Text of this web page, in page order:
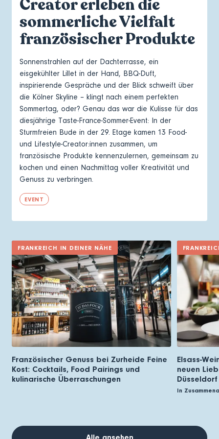
Creator erleben die
sommerliche Vielfalt
französischer Produkte
Sonnenstrahlen auf der Dachterrasse, ein
eisgekühlter Lillet in der Hand, BBQ-Duft,
inspirierende Gespräche und der Blick schweift über
die Kölner Skyline – klingt nach einem perfekten
Sommertag, oder? Genau das war die Kulisse für das
diesjährige Taste-France-Sommer-Event: In der
Sturmfreien Bude in der 29. Etage kamen 13 Food-
und Lifestyle-Creator:innen zusammen, um
französische Produkte kennenzulernen, gemeinsam zu
kochen und einen Nachmittag voller Kreativität und
Genuss zu verbringen.
EVENT
FRANKREICH IN DEINER NÄHE
Französischer Genuss bei Zurheide Feine
Kost: Cocktails, Food Pairings und
kulinarische Überraschungen
Elsass-
neuen
Düsseldorf
In